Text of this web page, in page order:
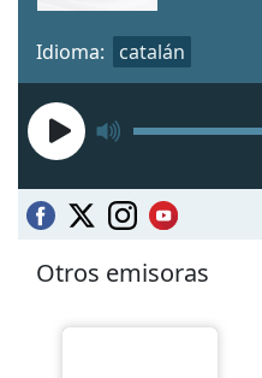
Idioma: catalán
Otros emisoras